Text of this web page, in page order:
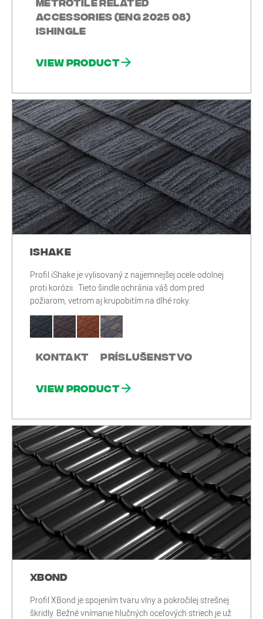
Accessories (ENG 2025 08)
Ishingle
View product
iShake
Profil iShake je vylisovaný z najjemnejšej ocele odolnej
proti korózii. Tieto šindle ochránia váš dom pred
požiarom, vetrom aj krupobitím na dlhé roky.
Kontakt Príslušenstvo
View product
XBond
Profil XBond je spojením tvaru vlny a pokročilej strešnej
škridly. Bežné vnímanie hlučných oceľových striech je už